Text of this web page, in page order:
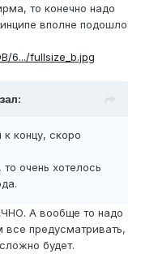
то конечно надо
вполне подошло
6.../fullsize_b.jpg
концу, скоро
очень хотелось
А вообще то надо
все предусматривать,
будет.